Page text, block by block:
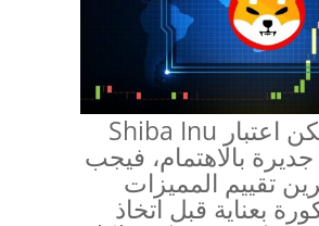
بشكل عام يمكن اعتبار Shiba Inu
بالاهتمام، فيجب
تقييم المميزات
بعناية قبل اتخاذ